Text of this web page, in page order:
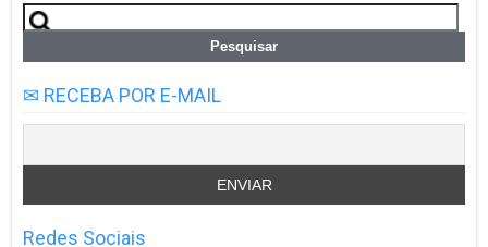
Pesquisar
por:
✉ RECEBA POR E-MAIL
Redes Sociais